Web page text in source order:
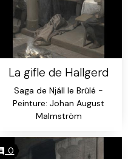
La gifle de Hallgerd
Saga de Njáll le Brûlé -
Peinture: Johan August
Malmström
0